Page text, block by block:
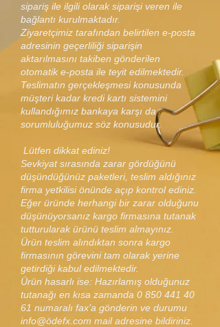
sipariş ile ilgili olarak siparişi veren ile
bağlantı kurulmaktadır.
Ziyaretçimiz tarafından belirtilen e-posta
adresinin geçerliliği siparişin
aktarılmasını takiben gönderilen
otomatik e-posta ile teyit edilmektedir.
Teslimatın gerçekleşmesi konusunda
müşteri kadar kredi kartı sistemini
kullandığımız bankaya karşı da
sorumluluğumuz söz konusudur.
Lütfen dikkat ediniz!
Sevkiyat sırasında zarar gördüğünü
düşündüğünüz paketleri, teslim aldığınız
firma yetkilisi önünde açıp kontrol ediniz.
Eğer üründe herhangi bir zarar olduğunu
düşünüyorsanız kargo firmasına tutanak
tutturularak ürünü teslim almayınız.
Ürün teslim alındıktan sonra kargo
firmasının görevini tam olarak yerine
getirdiği kabul edilmektedir.
Ürün hasarlı ise: Hazırlamış olduğunuz
tutanağı en kısa zamanda 0 850 441 40
61 numaralı fax’a gönderin ve durumu
info@ödefx.com mail adresine bildiriniz.